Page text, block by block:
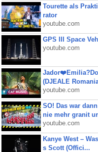
Tourette als
rator
youtube.com
GPS III Space
youtube.com
(DJEALE
youtube.com
SO! Das war
nie mehr granit
youtube.com
Kanye West –
s Scott (Offici...